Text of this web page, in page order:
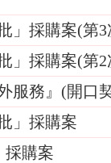
」採購案(第3
」採購案(第2
服務』(開口
」採購案
採購案